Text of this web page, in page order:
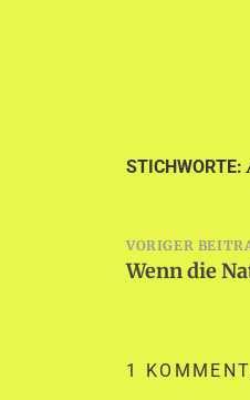
STICHWORTE:
VORIGER
Wenn die
1